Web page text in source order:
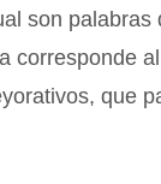
son palabras
corresponde
que